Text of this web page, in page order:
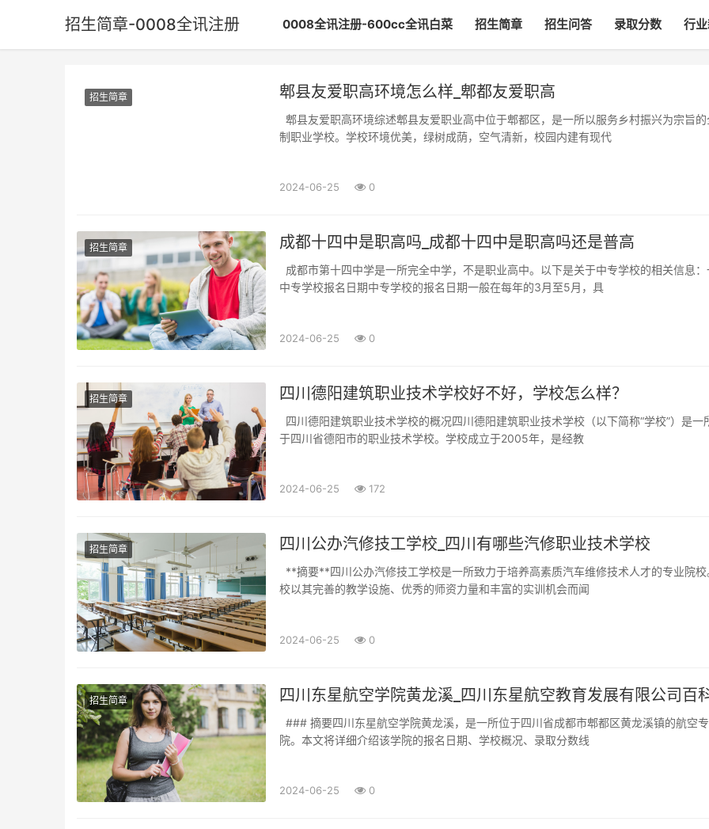
招生简章-0008全讯注册 0008全讯注册-600cc全讯白菜 招生简章 招生问答 录取分数 行
招生简章 郫县友爱职高环境怎么样_郫都友爱职高
制职业学校。学校环境优美，绿树成荫，空气清新，校园内建有现代
2024-06-25 0
招生简章 成都十四中是职高吗_成都十四中是职高吗还是普高
中专学校报名日期中专学校的报名日期一般在每年的3月至5月，具
2024-06-25 0
招生简章 四川德阳建筑职业技术学校好不好，学校怎么样？
于四川省德阳市的职业技术学校。学校成立于2005年，是经教
2024-06-25 172
招生简章 四川公办汽修技工学校_四川有哪些汽修职业技术学校
校以其完善的教学设施、优秀的师资力量和丰富的实训机会而闻
2024-06-25 0
招生简章 四川东星航空学院黄龙溪_四川东星航空教育发展有限公司百
院。本文将详细介绍该学院的报名日期、学校概况、录取分数线
2024-06-25 0